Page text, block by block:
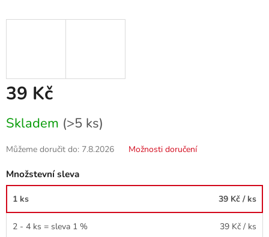
39 Kč
cena:
Skladem (>5 ks)
Můžeme doručit do: 7.8.2026 Možnosti doručení
Množstevní sleva
1 ks 39 Kč / ks
2 - 4 ks = sleva 1 % 39 Kč / ks